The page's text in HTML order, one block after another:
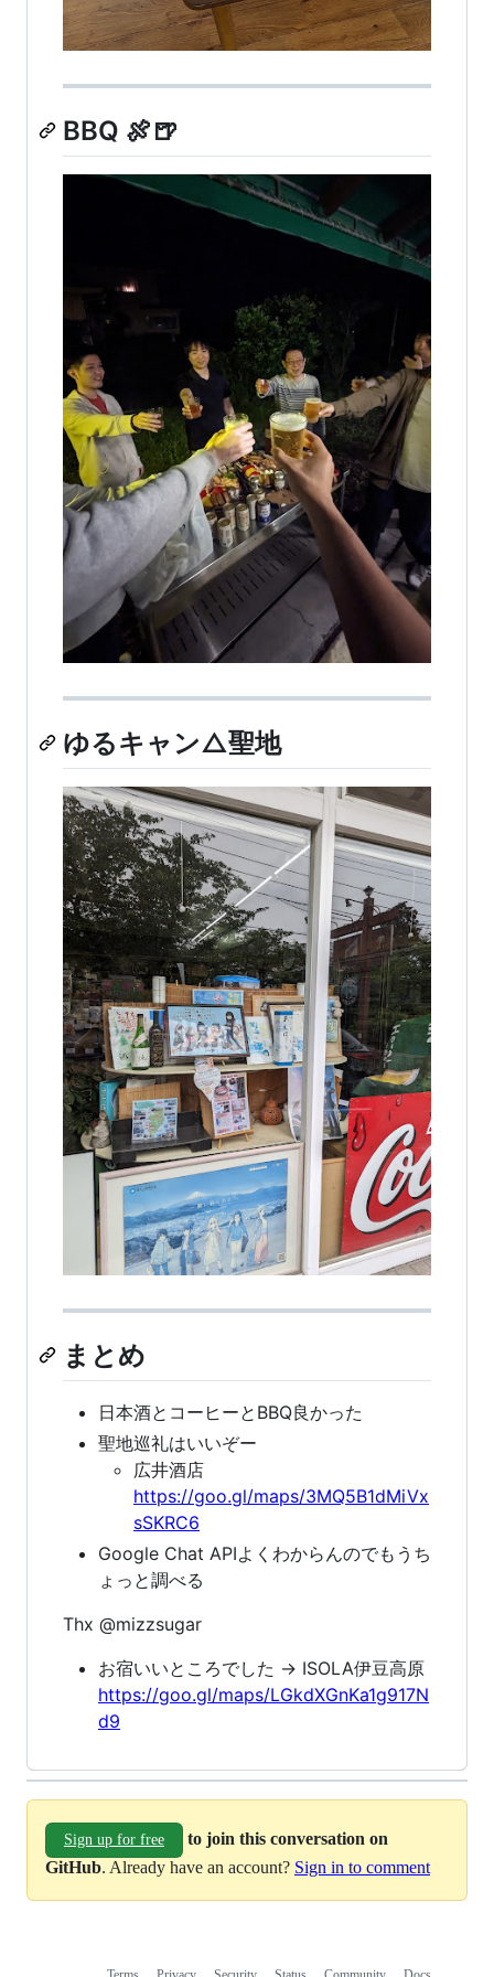
BBQ 🍖🍺
ゆるキャン△聖地
まとめ
日本酒とコーヒーとBBQ良かった
聖地巡礼はいいぞー
広井酒店
https://goo.gl/maps/3MQ5B1dMiVx
sSKRC6
Google Chat APIよくわからんのでもうち
ょっと調べる
Thx @mizzsugar
お宿いいところでした -> ISOLA伊豆高原
https://goo.gl/maps/LGkdXGnKa1g917N
d9
Sign up for free
to join this conversation on
GitHub. Already have an account? Sign in to comment